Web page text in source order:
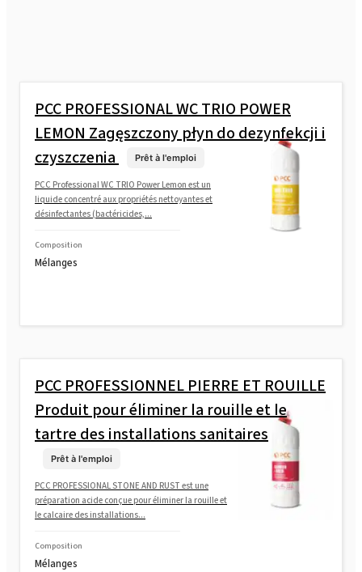
PCC PROFESSIONAL WC TRIO POWER
LEMON Zagęszczony płyn do dezynfekcji i
czyszczenia
Prêt à l'emploi
PCC Professional WC TRIO Power Lemon est un
liquide concentré aux propriétés nettoyantes et
désinfectantes (bactéricides,...
Composition
Mélanges
PCC PROFESSIONNEL PIERRE ET ROUILLE
Produit pour éliminer la rouille et le
tartre des installations sanitaires
Prêt à l'emploi
PCC PROFESSIONAL STONE AND RUST est une
préparation acide conçue pour éliminer la rouille et
le calcaire des installations...
Composition
Mélanges